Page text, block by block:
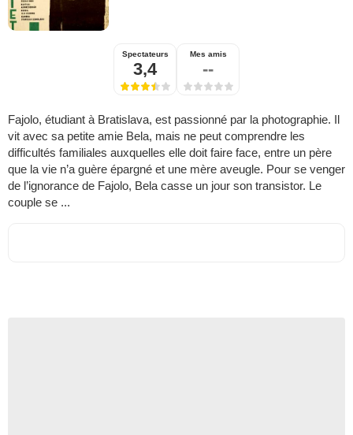
Spectateurs
3,4
Mes amis
--
Fajolo, étudiant à Bratislava, est passionné par la photographie. Il
vit avec sa petite amie Bela, mais ne peut comprendre les
difficultés familiales auxquelles elle doit faire face, entre un père
que la vie n’a guère épargné et une mère aveugle. Pour se venger
de l’ignorance de Fajolo, Bela casse un jour son transistor. Le
couple se ...